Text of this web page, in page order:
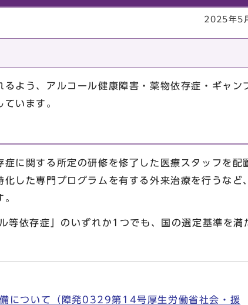
2025年5
よう、アルコール健康障害・薬物依存症・ギャン
います。
に関する所定の研修を修了した医療スタッフを配
した専門プログラムを有する外来治療を行うなど
依存症」のいずれか1つでも、国の選定基準を満
について（障発0329第14号厚生労働省社会・援